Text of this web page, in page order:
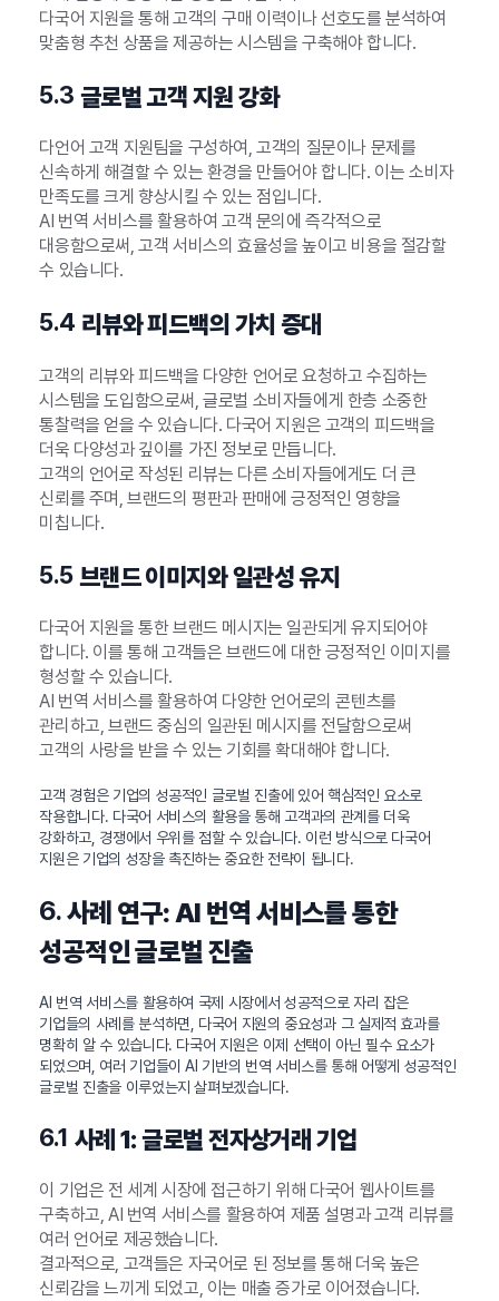
다국어 지원을 통해 고객의 구매 이력이나 선호도를 분석하여
맞춤형 추천 상품을 제공하는 시스템을 구축해야 합니다.
5.3 글로벌 고객 지원 강화
다언어 고객 지원팀을 구성하여, 고객의 질문이나 문제를
신속하게 해결할 수 있는 환경을 만들어야 합니다. 이는 소비자
만족도를 크게 향상시킬 수 있는 점입니다.
AI 번역 서비스를 활용하여 고객 문의에 즉각적으로
대응함으로써, 고객 서비스의 효율성을 높이고 비용을 절감할
수 있습니다.
5.4 리뷰와 피드백의 가치 증대
고객의 리뷰와 피드백을 다양한 언어로 요청하고 수집하는
시스템을 도입함으로써, 글로벌 소비자들에게 한층 소중한
통찰력을 얻을 수 있습니다. 다국어 지원은 고객의 피드백을
더욱 다양성과 깊이를 가진 정보로 만듭니다.
고객의 언어로 작성된 리뷰는 다른 소비자들에게도 더 큰
신뢰를 주며, 브랜드의 평판과 판매에 긍정적인 영향을
미칩니다.
5.5브랜드 이미지와 일관성 유지
다국어 지원을 통한 브랜드 메시지는 일관되게 유지되어야
합니다. 이를 통해 고객들은 브랜드에 대한 긍정적인 이미지를
형성할 수 있습니다.
AI 번역 서비스를 활용하여 다양한 언어로의 콘텐츠를
관리하고, 브랜드 중심의 일관된 메시지를 전달함으로써
고객의 사랑을 받을 수 있는 기회를 확대해야 합니다.
고객 경험은 기업의 성공적인 글로벌 진출에 있어 핵심적인 요소로
작용합니다. 다국어 서비스의 활용을 통해 고객과의 관계를 더욱
강화하고, 경쟁에서 우위를 점할 수 있습니다. 이런 방식으로 다국어
지원은 기업의 성장을 촉진하는 중요한 전략이 됩니다.
6.사례 연구: AI 번역 서비스를 통한
성공적인 글로벌 진출
AI 번역 서비스를 활용하여 국제 시장에서 성공적으로 자리 잡은
기업들의 사례를 분석하면, 다국어 지원의 중요성과 그 실제적 효과를
명확히 알 수 있습니다. 다국어 지원은 이제 선택이 아닌 필수 요소가
되었으며, 여러 기업들이 AI 기반의 번역 서비스를 통해 어떻게 성공적인
글로벌 진출을 이루었는지 살펴보겠습니다.
6.1 사례 1: 글로벌 전자상거래 기업
이 기업은 전 세계 시장에 접근하기 위해 다국어 웹사이트를
구축하고, AI 번역 서비스를 활용하여 제품 설명과 고객 리뷰를
여러 언어로 제공했습니다.
결과적으로, 고객들은 자국어로 된 정보를 통해 더욱 높은
신뢰감을 느끼게 되었고, 이는 매출 증가로 이어졌습니다.